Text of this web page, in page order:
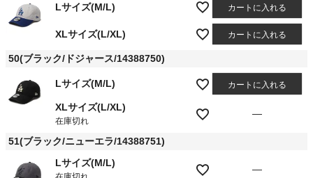
Lサイズ(M/L) カートに入れる
XLサイズ(L/XL) カートに入れる
50(ブラック/ドジャース/14388750)
Lサイズ(M/L) カートに入れる
XLサイズ(L/XL)
在庫切れ
—
51(ブラック/ニューエラ/14388751)
Lサイズ(M/L)
—